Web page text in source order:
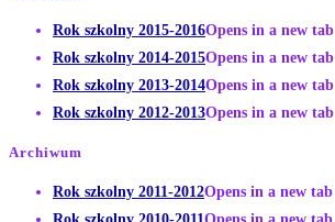
Rok szkolny 2015-2016Opens in a new tab
Rok szkolny 2014-2015Opens in a new tab
Rok szkolny 2013-2014Opens in a new tab
Rok szkolny 2012-2013Opens in a new tab
Archiwum
Rok szkolny 2011-2012Opens in a new tab